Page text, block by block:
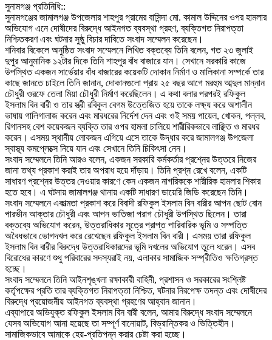
‎সুনামগঞ্জ প্রতিনিধি::
‎সুনামগঞ্জের জামালগঞ্জ উপজেলার শাহপুর গ্রামের বাসিন্দা মো. কামাল উদ্দিনের ওপর হামলার
অভিযোগ এনে দোষীদের বিরুদ্ধে আইনগত ব্যবস্থা গ্রহণ, ব্যক্তিগত নিরাপত্তা
নিশ্চিতকরণ এবং ঘটনার সুষ্ঠু বিচার দাবিতে সংবাদ সম্মেলন করেছেন।
‎শনিবার বিকেলে অনুষ্ঠিত সংবাদ সম্মেলনে লিখিত বক্তব্যে তিনি বলেন, গত ২৩ জুলাই
দুপুর আনুমানিক ১২টার দিকে তিনি শাহপুর বাঁধ বাজারে যান। সেখানে সরকারি কাজে
উপস্থিত একজন সার্ভেয়ার বাঁধ বাজারের কয়েকটি দোকান নির্মাণ ও মালিকানা সম্পর্কে তার
কাছে জানতে চাইলে তিনি জানান, দোকানগুলো প্রায় ২৫ বছর আগে মরহুম আব্দুল মান্নান
চৌধুরী ওরফে তেলা মিয়া চৌধুরী নির্মাণ করেছিলেন। এ কথা বলার পরপরই রফিকুল
ইসলাম বিন বারী ও তার স্ত্রী রবিকুল বেগম উত্তেজিত হয়ে তাকে লক্ষ্য করে অশালীন
ভাষায় গালিগালাজ করেন এবং মারধরের নির্দেশ দেন এবং ওই সময় পায়েল, খোকন, পল্লব,
রিগানসহ বেশ কয়েকজন ব্যক্তি তার ওপর হামলা চালিয়ে শারীরিকভাবে লাঞ্ছিত ও মারধর
করেন। এসময় স্থানীয় লোকজন এগিয়ে এসে তাকে উদ্ধার করে জামালগঞ্জ উপজেলা
স্বাস্থ্য কমপ্লেক্সে নিয়ে যান এবং সেখানে তিনি চিকিৎসা নেন।
‎সংবাদ সম্মেলনে তিনি আরও বলেন, একজন সরকারি কর্মকর্তার প্রশ্নের উত্তরে নিজের
জানা তথ্য প্রকাশ করাই তার অপরাধ হয়ে দাঁড়ায়। তিনি প্রশ্ন রেখে বলেন, একটি
সাধারণ প্রশ্নের উত্তর দেওয়ার কারণে কেন একজন নাগরিককে শারীরিক হামলার শিকার
হতে হবে। এ ঘটনায় জামালগঞ্জ থানায় একটি সাধারণ ডায়েরি জিডি করেছেন তিনি।
‎সংবাদ সম্মেলনে একাত্মতা প্রকাশ করে বিবাদী রফিকুল ইসলাম বিন বারীর আপন ছোট বোন
পারভীন আক্তার চৌধুরী এবং আপন ভাতিজা পরাগ চৌধুরী উপস্থিত ছিলেন। তারা
বক্তব্যে অভিযোগ করেন, উত্তরাধিকার সূত্রে প্রাপ্ত পারিবারিক ভূমি ও সম্পত্তি
অবৈধভাবে ভোগদখল করে রেখেছেন রফিকুল ইসলাম বিন বারী। এসময় তারা রফিকুল
ইসলাম বিন বারীর বিরুদ্ধে উত্তরাধিকারদের ভূমি দখলের অভিযোগ তুলে ধরেন। এসব
বিরোধের কারণে শুধু পরিবারের সদস্যরাই নয়, এলাকার সামাজিক সম্প্রীতিও ক্ষতিগ্রস্ত
হচ্ছে।
‎সংবাদ সম্মেলনে তিনি আইনশৃঙ্খলা রক্ষাকারী বাহিনী, প্রশাসন ও সরকারের সংশ্লিষ্ট
কর্তৃপক্ষের প্রতি তার ব্যক্তিগত নিরাপত্তা নিশ্চিত, ঘটনার নিরপেক্ষ তদন্ত এবং দোষীদের
বিরুদ্ধে প্রয়োজনীয় আইনগত ব্যবস্থা গ্রহণের আহ্বান জানান।
‎এব্যাপারে অভিযুক্ত রফিকুল ইসলাম বিন বারী বলেন, আমার বিরুদ্ধে সংবাদ সম্মেলনে
যেসব অভিযোগ আনা হয়েছে তা সম্পূর্ণ বানোয়াট, বিভ্রান্তিকর ও ভিত্তিহীন।
সামাজিকভাবে আমাকে হেয়-প্রতিপন্ন করার চেষ্টা করা হচ্ছে।